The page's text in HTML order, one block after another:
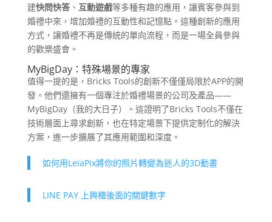
建快問快答、 互動遊戲等多種有趣的應用，讓賓客參與到
婚禮中來，增加婚禮的互動性和記憶點。這種創新的應用
方式，讓婚禮不再是傳統的單向流程，而是一場全員參與
的歡樂盛會。
MyBigDay：特殊場景的專家
值得一提的是，Bricks Tools的創新不僅僅局限於APP的開
發。他們還擁有一個專注於婚禮場景的公司及產品——
MyBigDay（我的大日子）。這證明了Bricks Tools不僅在
技術層面上尋求創新，也在特定場景下提供定制化的解決
方案，進一步擴展了其應用範圍和深度。
如何用LeiaPix將你的照片轉變為迷人的3D動畫
LINE PAY 上興櫃後面的關鍵數字